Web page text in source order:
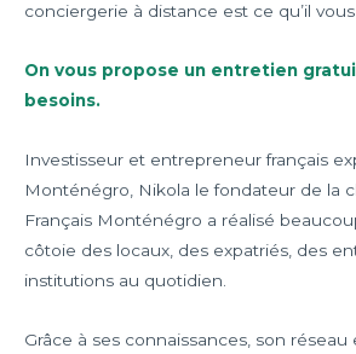
conciergerie à distance est ce qu’il
On vous propose un entretien
besoins.
Investisseur et entrepreneur français
Monténégro, Nikola le fondateur de la
Français Monténégro a réalisé
côtoie des locaux, des expatriés, des
institutions au quotidien.
Grâce à ses connaissances, son réseau